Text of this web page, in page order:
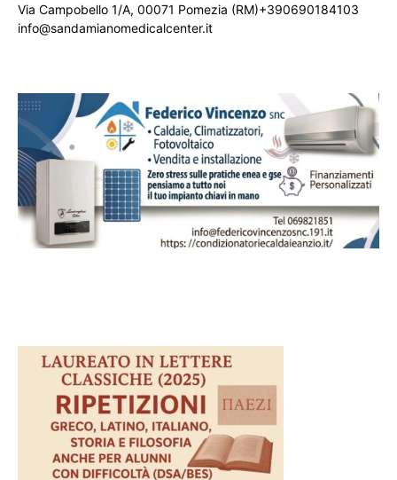
Via Campobello 1/A, 00071 Pomezia (RM)+390690184103
info@sandamianomedicalcenter.it